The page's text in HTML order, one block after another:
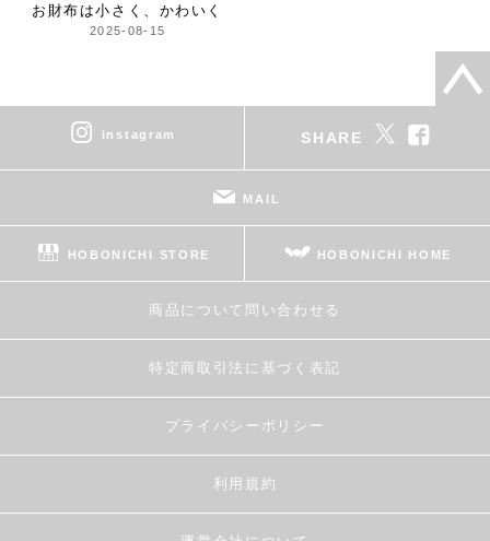
お財布は小さく、かわいく
2025-08-15
instagram SHARE
MAIL
HOBONICHI STORE HOBONICHI HOME
商品について問い合わせる
特定商取引法に基づく表記
プライバシーポリシー
利用規約